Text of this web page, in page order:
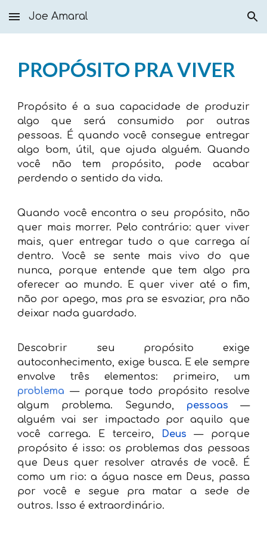
Skip to main content Skip to navigation
Joe Amaral
PROPÓSITO PRA VIVER
Propósito é a sua capacidade de produzir
algo que será consumido por outras
pessoas. É quando você consegue entregar
algo bom, útil, que ajuda alguém. Quando
você não tem propósito, pode acabar
perdendo o sentido da vida.
Quando você encontra o seu propósito, não
quer mais morrer. Pelo contrário: quer viver
mais, quer entregar tudo o que carrega aí
dentro. Você se sente mais vivo do que
nunca, porque entende que tem algo pra
oferecer ao mundo. E quer viver até o fim,
não por apego, mas pra se esvaziar, pra não
deixar nada guardado.
Descobrir seu propósito exige
autoconhecimento, exige busca. E ele sempre
envolve três elementos: primeiro, um
problema — porque todo propósito resolve
algum problema. Segundo, pessoas—
alguém vai ser impactado por aquilo que
você carrega. E terceiro,
Deus— porque
propósito é isso: os problemas das pessoas
que Deus quer resolver através de você. É
como um rio: a água nasce em Deus, passa
por você e segue pra matar a sede de
outros. Isso é extraordinário.